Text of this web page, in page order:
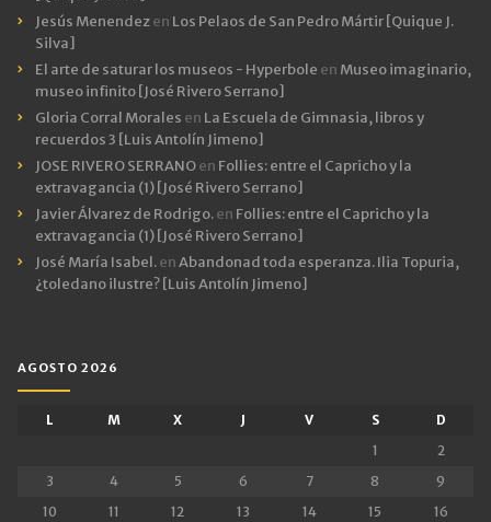
Jesús Menendezen Los Pelaos de San Pedro Mártir [Quique J.
Silva]
El arte de saturar los museos - Hyperbole en Museo imaginario,
museo infinito [José Rivero Serrano]
Gloria Corral Morales en La Escuela de Gimnasia, libros y
recuerdos 3 [Luis Antolín Jimeno]
JOSE RIVERO SERRANOen Follies: entre el Capricho y la
extravagancia (1) [José Rivero Serrano]
Javier Álvarez de Rodrigo.en Follies: entre el Capricho y la
extravagancia (1) [José Rivero Serrano]
José María Isabel.enAbandonad toda esperanza. Ilia Topuria,
¿toledano ilustre? [Luis Antolín Jimeno]
AGOSTO 2026
L M X J V S
D
1
2
3
4 5 6 7 8
9
10
11 12 13 14 15
16